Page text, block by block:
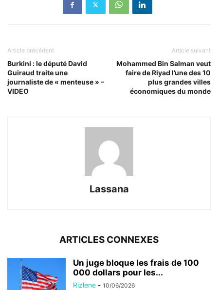
Article précédent
Burkini : le député David
Guiraud traite une
journaliste de « menteuse » –
VIDEO
Article suivant
Mohammed Bin Salman veut
faire de Riyad l’une des 10
plus grandes villes
économiques du monde
Lassana
ARTICLES CONNEXES
Un juge bloque les frais de 100
000 dollars pour les...
Rizlene - 10/06/2026